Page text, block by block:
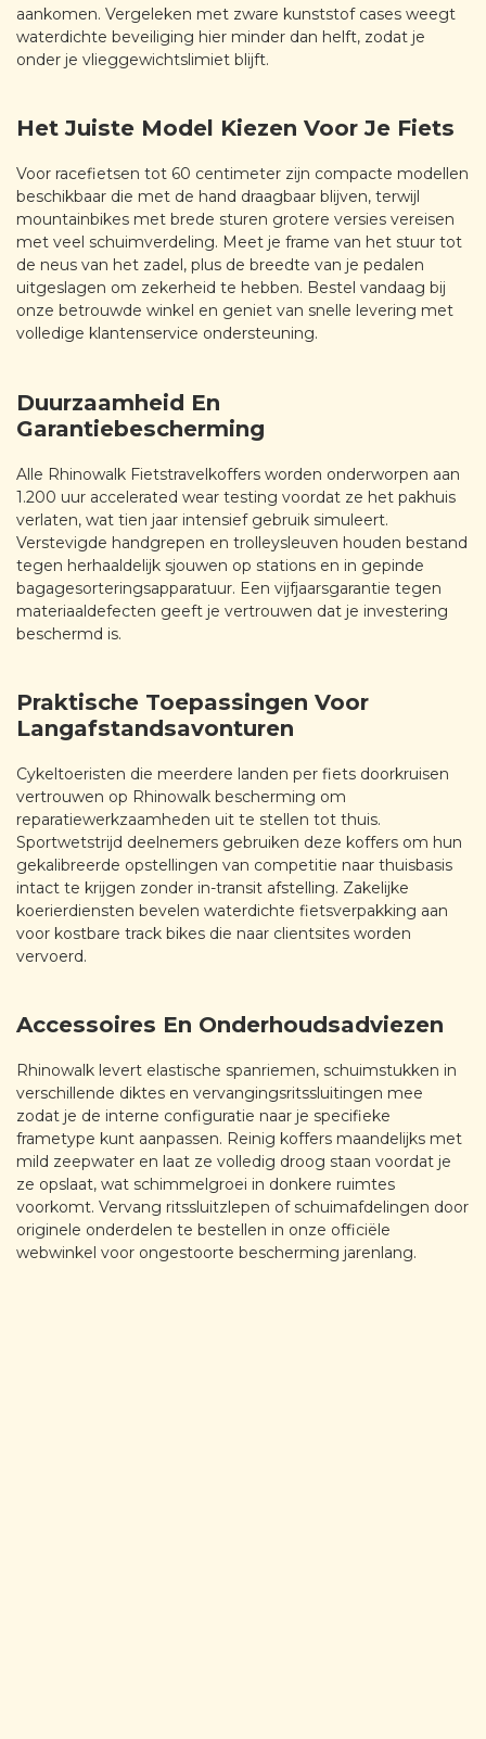
aankomen. Vergeleken met zware kunststof cases weegt
waterdichte beveiliging hier minder dan helft, zodat je
onder je vlieggewichtslimiet blijft.
Het Juiste Model Kiezen Voor Je Fiets
Voor racefietsen tot 60 centimeter zijn compacte modellen
beschikbaar die met de hand draagbaar blijven, terwijl
mountainbikes met brede sturen grotere versies vereisen
met veel schuimverdeling. Meet je frame van het stuur tot
de neus van het zadel, plus de breedte van je pedalen
uitgeslagen om zekerheid te hebben. Bestel vandaag bij
onze betrouwde winkel en geniet van snelle levering met
volledige klantenservice ondersteuning.
Duurzaamheid En
Garantiebescherming
Alle Rhinowalk Fietstravelkoffers worden onderworpen aan
1.200 uur accelerated wear testing voordat ze het pakhuis
verlaten, wat tien jaar intensief gebruik simuleert.
Verstevigde handgrepen en trolleysleuven houden bestand
tegen herhaaldelijk sjouwen op stations en in gepinde
bagagesorteringsapparatuur. Een vijfjaarsgarantie tegen
materiaaldefecten geeft je vertrouwen dat je investering
beschermd is.
Praktische Toepassingen Voor
Langafstandsavonturen
Cykeltoeristen die meerdere landen per fiets doorkruisen
vertrouwen op Rhinowalk bescherming om
reparatiewerkzaamheden uit te stellen tot thuis.
Sportwetstrijd deelnemers gebruiken deze koffers om hun
gekalibreerde opstellingen van competitie naar thuisbasis
intact te krijgen zonder in-transit afstelling. Zakelijke
koerierdiensten bevelen waterdichte fietsverpakking aan
voor kostbare track bikes die naar clientsites worden
vervoerd.
Accessoires En Onderhoudsadviezen
Rhinowalk levert elastische spanriemen, schuimstukken in
verschillende diktes en vervangingsritssluitingen mee
zodat je de interne configuratie naar je specifieke
frametype kunt aanpassen. Reinig koffers maandelijks met
mild zeepwater en laat ze volledig droog staan voordat je
ze opslaat, wat schimmelgroei in donkere ruimtes
voorkomt. Vervang ritssluitzlepen of schuimafdelingen door
originele onderdelen te bestellen in onze officiële
webwinkel voor ongestoorte bescherming jarenlang.